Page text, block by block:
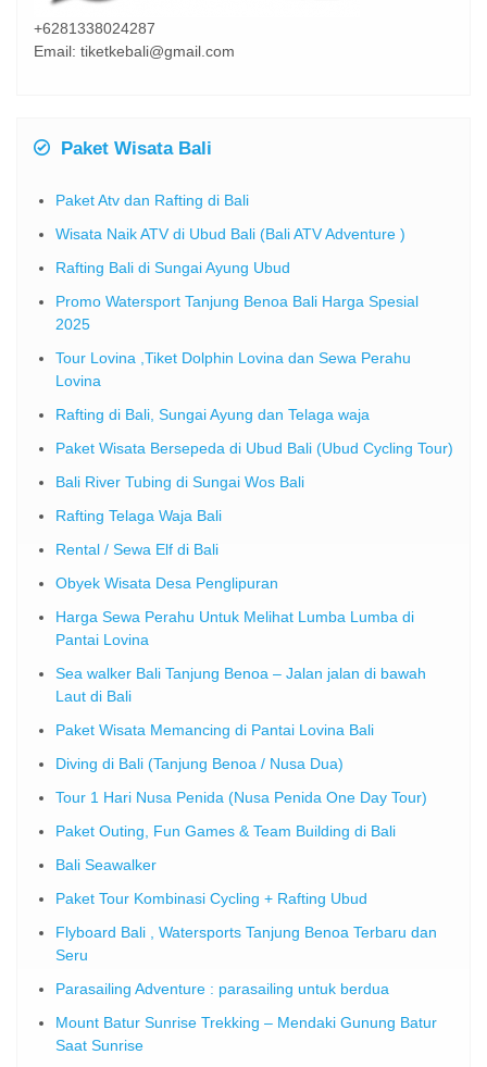
+6281338024287
Email: tiketkebali@gmail.com
Paket Wisata Bali
Paket Atv dan Rafting di Bali
Wisata Naik ATV di Ubud Bali (Bali ATV Adventure )
Rafting Bali di Sungai Ayung Ubud
Promo Watersport Tanjung Benoa Bali Harga Spesial
2025
Tour Lovina ,Tiket Dolphin Lovina dan Sewa Perahu
Lovina
Rafting di Bali, Sungai Ayung dan Telaga waja
Paket Wisata Bersepeda di Ubud Bali (Ubud Cycling Tour)
Bali River Tubing di Sungai Wos Bali
Rafting Telaga Waja Bali
Rental / Sewa Elf di Bali
Obyek Wisata Desa Penglipuran
Harga Sewa Perahu Untuk Melihat Lumba Lumba di
Pantai Lovina
Sea walker Bali Tanjung Benoa – Jalan jalan di bawah
Laut di Bali
Paket Wisata Memancing di Pantai Lovina Bali
Diving di Bali (Tanjung Benoa / Nusa Dua)
Tour 1 Hari Nusa Penida (Nusa Penida One Day Tour)
Paket Outing, Fun Games & Team Building di Bali
Bali Seawalker
Paket Tour Kombinasi Cycling + Rafting Ubud
Flyboard Bali , Watersports Tanjung Benoa Terbaru dan
Seru
Parasailing Adventure : parasailing untuk berdua
Mount Batur Sunrise Trekking – Mendaki Gunung Batur
Saat Sunrise